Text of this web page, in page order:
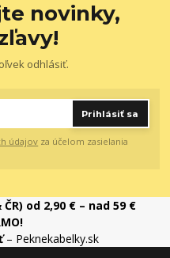
novinky,
odhlásiť.
Prihlásiť sa
údajov za účelom zasielania
od 2,90 € – nad 59 €
– Peknekabelky.sk